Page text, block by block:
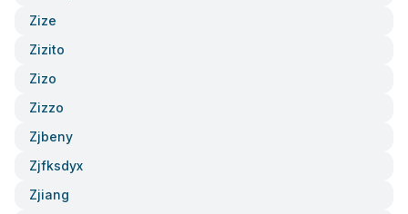
Zize
Zizito
Zizo
Zizzo
Zjbeny
Zjfksdyx
Zjiang